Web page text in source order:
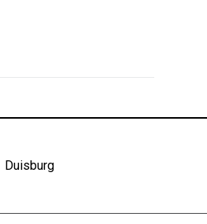
Duisburg